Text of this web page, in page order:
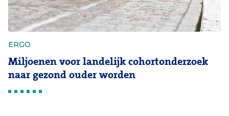
ERGO
Miljoenen voor landelijk cohortonderzoek
naar gezond ouder worden